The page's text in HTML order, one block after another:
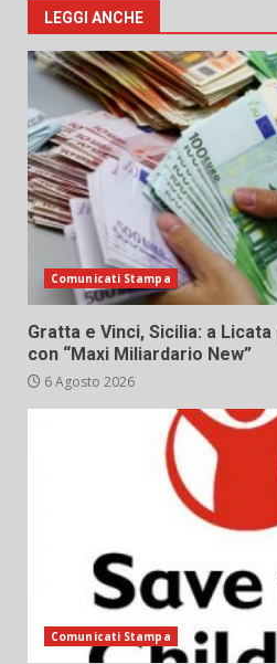
LEGGI ANCHE
Comunicati Stampa
Gratta e Vinci, Sicilia: a
con “Maxi Miliardario New”
6 Agosto 2026
Comunicati Stampa